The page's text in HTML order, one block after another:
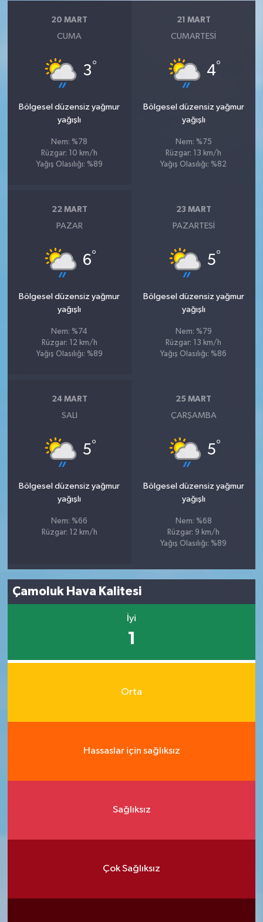
20 MART
CUMA
3°
Bölgesel düzensiz yağmur
yağışlı
Nem: %78
Rüzgar: 10 km/h
Yağış Olasılığı: %89
21 MART
CUMARTESI
4°
Bölgesel düzensiz yağmur
yağışlı
Nem: %75
Rüzgar: 13 km/h
Yağış Olasılığı: %82
22 MART
PAZAR
6°
Bölgesel düzensiz yağmur
yağışlı
Nem: %74
Rüzgar: 12 km/h
Yağış Olasılığı: %89
23 MART
PAZARTESI
5°
Bölgesel düzensiz yağmur
yağışlı
Nem: %79
Rüzgar: 13 km/h
Yağış Olasılığı: %86
24 MART
SALI
5°
Bölgesel düzensiz yağmur
yağışlı
Nem: %66
Rüzgar: 12 km/h
25 MART
ÇARŞAMBA
5°
Bölgesel düzensiz yağmur
yağışlı
Nem: %68
Rüzgar: 9 km/h
Yağış Olasılığı: %89
Çamoluk Hava Kalitesi
İyi
1
Orta
Hassaslar için sağlıksız
Sağlıksız
Çok Sağlıksız